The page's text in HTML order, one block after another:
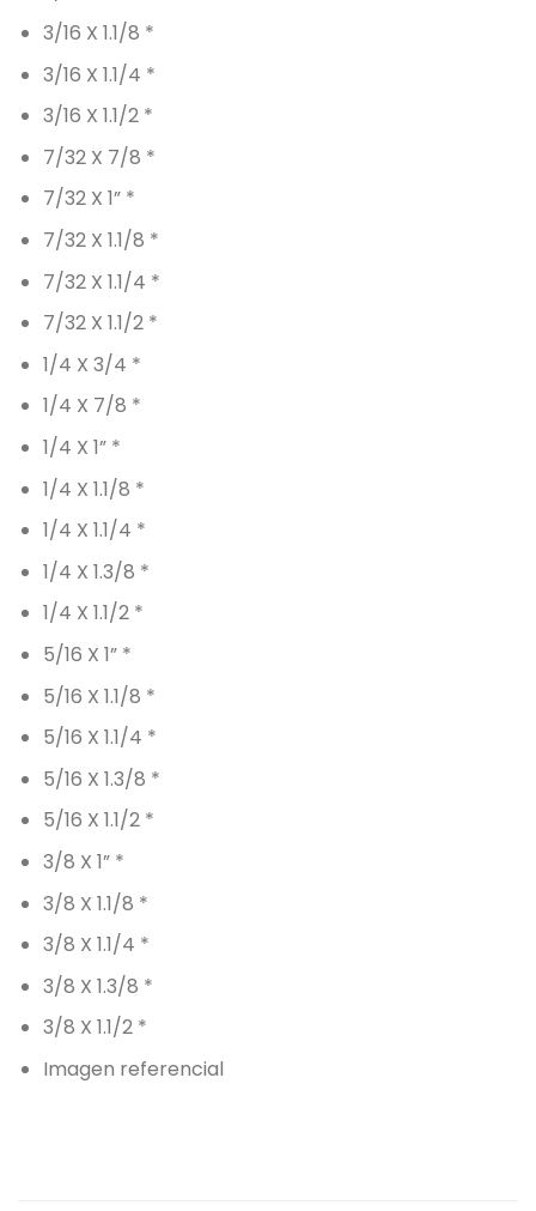
3/16 X 1.1/8 *
3/16 X 1.1/4 *
3/16 X 1.1/2 *
7/32 X 7/8 *
7/32 X 1” *
7/32 X 1.1/8 *
7/32 X 1.1/4 *
7/32 X 1.1/2 *
1/4 X 3/4 *
1/4 X 7/8 *
1/4 X 1” *
1/4 X 1.1/8 *
1/4 X 1.1/4 *
1/4 X 1.3/8 *
1/4 X 1.1/2 *
5/16 X 1” *
5/16 X 1.1/8 *
5/16 X 1.1/4 *
5/16 X 1.3/8 *
5/16 X 1.1/2 *
3/8 X 1” *
3/8 X 1.1/8 *
3/8 X 1.1/4 *
3/8 X 1.3/8 *
3/8 X 1.1/2 *
Imagen referencial